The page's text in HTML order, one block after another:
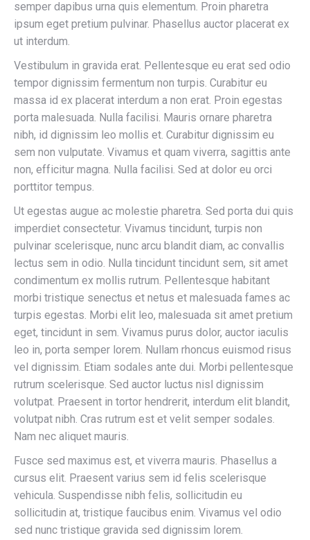
semper dapibus urna quis elementum. Proin pharetra
ipsum eget pretium pulvinar. Phasellus auctor placerat ex
ut interdum.
Vestibulum in gravida erat. Pellentesque eu erat sed odio
tempor dignissim fermentum non turpis. Curabitur eu
massa id ex placerat interdum a non erat. Proin egestas
porta malesuada. Nulla facilisi. Mauris ornare pharetra
nibh, id dignissim leo mollis et. Curabitur dignissim eu
sem non vulputate. Vivamus et quam viverra, sagittis ante
non, efficitur magna. Nulla facilisi. Sed at dolor eu orci
porttitor tempus.
Ut egestas augue ac molestie pharetra. Sed porta dui quis
imperdiet consectetur. Vivamus tincidunt, turpis non
pulvinar scelerisque, nunc arcu blandit diam, ac convallis
lectus sem in odio. Nulla tincidunt tincidunt sem, sit amet
condimentum ex mollis rutrum. Pellentesque habitant
morbi tristique senectus et netus et malesuada fames ac
turpis egestas. Morbi elit leo, malesuada sit amet pretium
eget, tincidunt in sem. Vivamus purus dolor, auctor iaculis
leo in, porta semper lorem. Nullam rhoncus euismod risus
vel dignissim. Etiam sodales ante dui. Morbi pellentesque
rutrum scelerisque. Sed auctor luctus nisl dignissim
volutpat. Praesent in tortor hendrerit, interdum elit blandit,
volutpat nibh. Cras rutrum est et velit semper sodales.
Nam nec aliquet mauris.
Fusce sed maximus est, et viverra mauris. Phasellus a
cursus elit. Praesent varius sem id felis scelerisque
vehicula. Suspendisse nibh felis, sollicitudin eu
sollicitudin at, tristique faucibus enim. Vivamus vel odio
sed nunc tristique gravida sed dignissim lorem.